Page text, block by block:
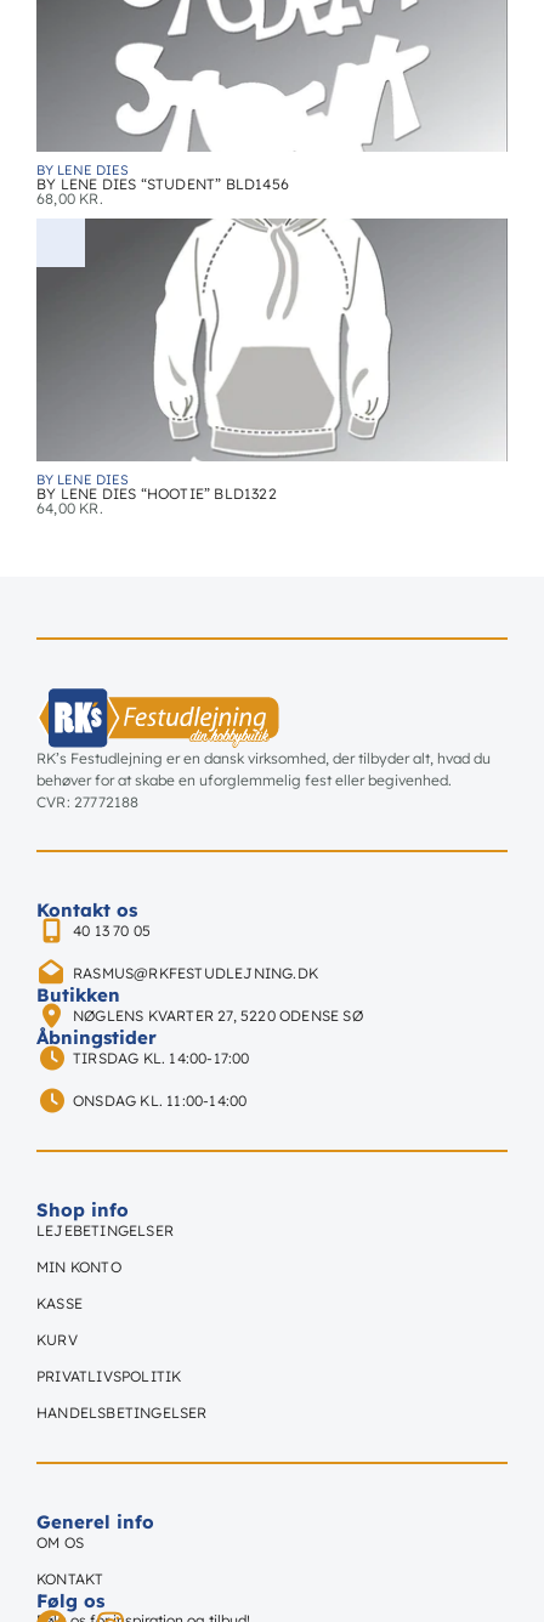
BY LENE DIES
BY LENE DIES “STUDENT” BLD1456
68,00 KR.
BY LENE DIES
BY LENE DIES “HOOTIE” BLD1322
64,00 KR.
RK’s Festudlejning er en dansk virksomhed, der tilbyder alt, hvad du
behøver for at skabe en uforglemmelig fest eller begivenhed.
CVR: 27772188
Kontakt os
40 13 70 05
RASMUS@RKFESTUDLEJNING.DK
Butikken
NØGLENS KVARTER 27, 5220 ODENSE SØ
Åbningstider
TIRSDAG KL. 14:00-17:00
ONSDAG KL. 11:00-14:00
Shop info
LEJEBETINGELSER
MIN KONTO
KASSE
KURV
PRIVATLIVSPOLITIK
HANDELSBETINGELSER
Generel info
OM OS
KONTAKT
Følg os